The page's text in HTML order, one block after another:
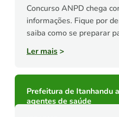
Concurso ANPD chega
informações. Fique por
saiba como se preparar
Ler mais>
Prefeitura de Itanhandu
agentes de saúde